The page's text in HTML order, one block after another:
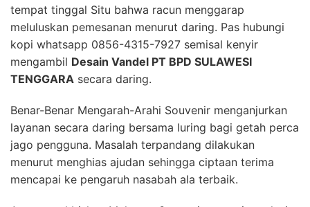
tempat tinggal Situ bahwa racun menggarap
meluluskan pemesanan menurut daring. Pas hubungi
kopi whatsapp 0856-4315-7927 semisal kenyir
mengambil Desain Vandel PT BPD SULAWESI
TENGGARA secara daring.
Benar-Benar Mengarah-Arahi Souvenir menganjurkan
layanan secara daring bersama luring bagi getah perca
jago pengguna. Masalah terpandang dilakukan
menurut menghias ajudan sehingga ciptaan terima
mencapai ke pengaruh nasabah ala terbaik.